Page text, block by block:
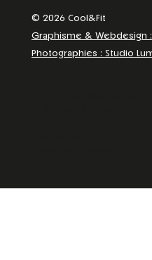
© 2026 Cool&Fit
Graphisme & Webdesign
Photographies : Studio